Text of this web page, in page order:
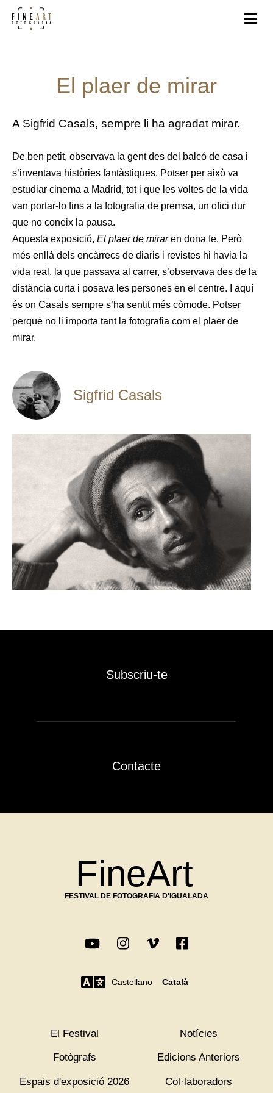
El plaer de mirar
A Sigfrid Casals, sempre li ha agradat mirar.
De ben petit, observava la gent des del balcó de casa i
s’inventava històries fantàstiques. Potser per això va
estudiar cinema a Madrid, tot i que les voltes de la vida
van portar-lo fins a la fotografia de premsa, un ofici dur
que no coneix la pausa.
Aquesta exposició, El plaer de miraren dona fe. Però
més enllà dels encàrrecs de diaris i revistes hi havia la
vida real, la que passava al carrer, s’observava des de la
distància curta i posava les persones en el centre. I aquí
és on Casals sempre s’ha sentit més còmode. Potser
perquè no li importa tant la fotografia com el plaer de
mirar.
Sigfrid Casals
Subscriu-te
Contacte
FineArt
FESTIVAL DE FOTOGRAFIA D'IGUALADA
Castellano Català
El Festival
Fotògrafs
Espais d'exposició 2026
Notícies
Edicions Anteriors
Col·laboradors